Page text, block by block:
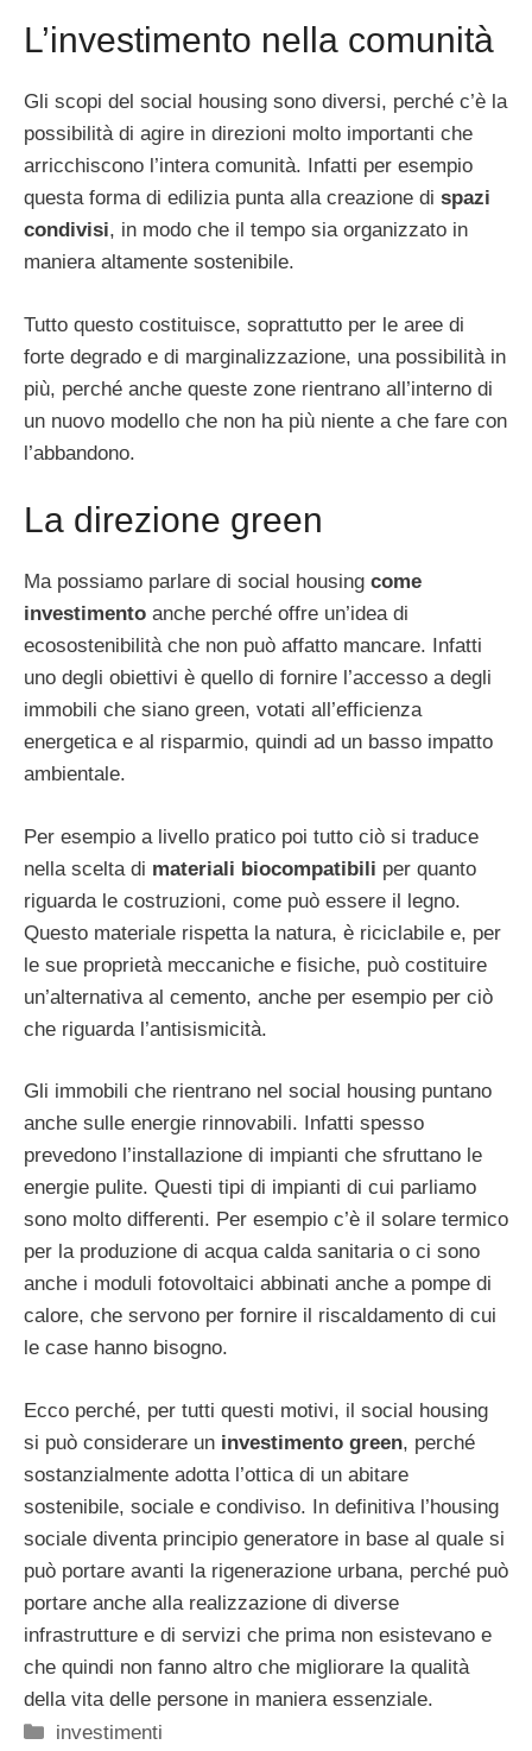
L’investimento nella comunità
Gli scopi del social housing sono diversi, perché c’è la
possibilità di agire in direzioni molto importanti che
arricchiscono l’intera comunità. Infatti per esempio
questa forma di edilizia punta alla creazione di spazi
condivisi, in modo che il tempo sia organizzato in
maniera altamente sostenibile.
Tutto questo costituisce, soprattutto per le aree di
forte degrado e di marginalizzazione, una possibilità in
più, perché anche queste zone rientrano all’interno di
un nuovo modello che non ha più niente a che fare con
l’abbandono.
La direzione green
Ma possiamo parlare di social housing come
investimento anche perché offre un’idea di
ecosostenibilità che non può affatto mancare. Infatti
uno degli obiettivi è quello di fornire l’accesso a degli
immobili che siano green, votati all’efficienza
energetica e al risparmio, quindi ad un basso impatto
ambientale.
Per esempio a livello pratico poi tutto ciò si traduce
nella scelta di materiali biocompatibili per quanto
riguarda le costruzioni, come può essere il legno.
Questo materiale rispetta la natura, è riciclabile e, per
le sue proprietà meccaniche e fisiche, può costituire
un’alternativa al cemento, anche per esempio per ciò
che riguarda l’antisismicità.
Gli immobili che rientrano nel social housing puntano
anche sulle energie rinnovabili. Infatti spesso
prevedono l’installazione di impianti che sfruttano le
energie pulite. Questi tipi di impianti di cui parliamo
sono molto differenti. Per esempio c’è il solare termico
per la produzione di acqua calda sanitaria o ci sono
anche i moduli fotovoltaici abbinati anche a pompe di
calore, che servono per fornire il riscaldamento di cui
le case hanno bisogno.
Ecco perché, per tutti questi motivi, il social housing
si può considerare un investimento green, perché
sostanzialmente adotta l’ottica di un abitare
sostenibile, sociale e condiviso. In definitiva l’housing
sociale diventa principio generatore in base al quale si
può portare avanti la rigenerazione urbana, perché può
portare anche alla realizzazione di diverse
infrastrutture e di servizi che prima non esistevano e
che quindi non fanno altro che migliorare la qualità
della vita delle persone in maniera essenziale.
Categorie
investimenti